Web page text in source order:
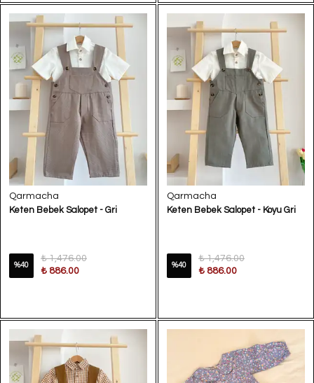
Qarmacha
Keten Bebek Salopet - Gri
%40
₺ 1,476.00
₺ 886.00
Qarmacha
Keten Bebek Salopet - Koyu Gri
%40
₺ 1,476.00
₺ 886.00